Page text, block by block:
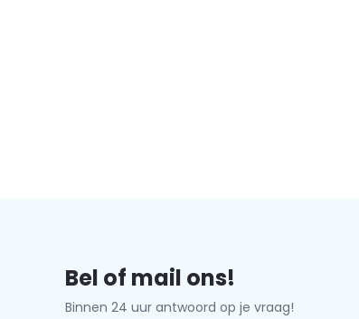
Bel of mail ons!
Binnen 24 uur antwoord op je vraag!